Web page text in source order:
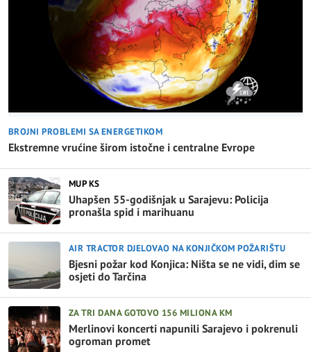
BROJNI PROBLEMI SA ENERGETIKOM
Ekstremne vrućine širom istočne i centralne Evrope
MUP KS
Uhapšen 55-godišnjak u Sarajevu: Policija
pronašla spid i marihuanu
AIR TRACTOR DJELOVAO NA KONJIČKOM POŽARIŠTU
Bjesni požar kod Konjica: Ništa se ne vidi, dim se
osjeti do Tarčina
ZA TRI DANA GOTOVO 156 MILIONA KM
Merlinovi koncerti napunili Sarajevo i pokrenuli
ogroman promet